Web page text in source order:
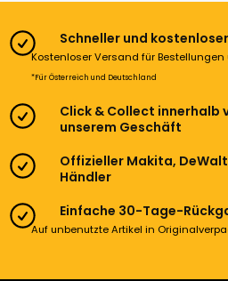
Schneller und
Kostenloser Versand für Bestellungen
*Für Österreich und Deutschland
Click & Collect innerhalb
unserem Geschäft
Offizieller Makita,
Händler
Einfache 30-Tage-
Auf unbenutzte Artikel in